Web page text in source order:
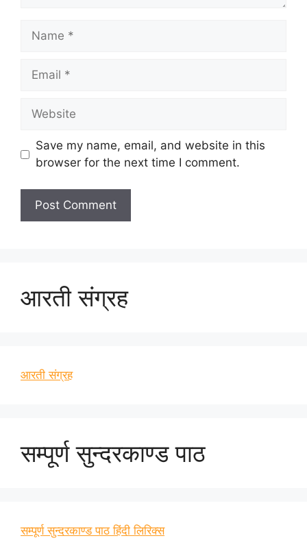
Name
Email
Website
Save my name, email, and website in this
browser for the next time I comment.
आरती संग्रह
आरती संग्रह
सम्पूर्ण सुन्दरकाण्ड पाठ
सम्पूर्ण सुन्दरकाण्ड पाठ हिंदी लिरिक्स